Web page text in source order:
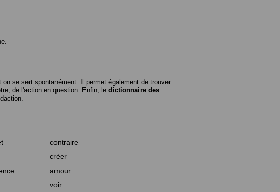
se sert spontanément. Il permet également de trouver
de l'action en question. Enfin, le dictionnaire des
contraire
créer
amour
voir